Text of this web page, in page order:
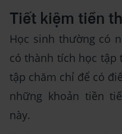
Tiết kiệm tiền
Học sinh thường có
có thành tích học tập
tập chăm chỉ để có
những khoản tiền
này.